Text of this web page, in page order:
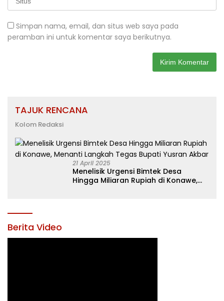
Simpan nama, email, dan situs web saya pada
peramban ini untuk komentar saya berikutnya.
TAJUK RENCANA
Kolom Redaksi
21 April 2025
Menelisik Urgensi Bimtek Desa
Hingga Miliaran Rupiah di Konawe,
Berita Video